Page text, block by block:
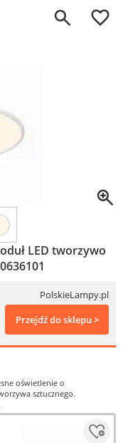
0
LED tworzywo
PolskieLampy.pl
Przejdź do sklepu >
oświetlenie o
sztucznego.